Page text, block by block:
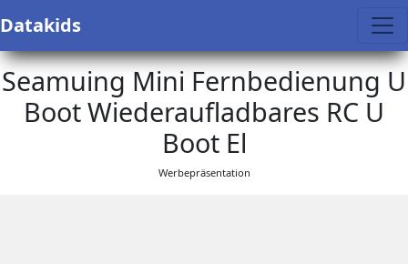
Datakids
Seamuing Mini Fernbedienung U
Boot Wiederaufladbares RC U
Boot El
Werbepräsentation